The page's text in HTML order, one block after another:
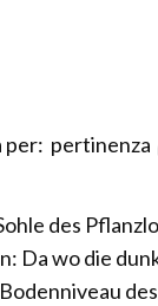
pertinenza
des
Da wo die